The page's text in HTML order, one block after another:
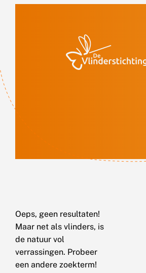
Oeps, geen resultaten!
Maar net als vlinders, is
de natuur vol
verrassingen. Probeer
een andere zoekterm!